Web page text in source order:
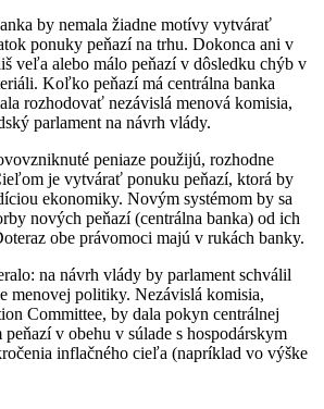
by nemala žiadne motívy vytvárať
ponuky peňazí na trhu. Dokonca ani v
veľa alebo málo peňazí v dôsledku chýb v
Koľko peňazí má centrálna banka
rozhodovať nezávislá menová komisia,
parlament na návrh vlády.
peniaze použijú, rozhodne
je vytvárať ponuku peňazí, ktorá by
ekonomiky. Novým systémom by sa
nových peňazí (centrálna banka) od ich
obe právomoci majú v rukách banky.
na návrh vlády by parlament schválil
menovej politiky. Nezávislá komisia,
Committee, by dala pokyn centrálnej
v obehu v súlade s hospodárskym
inflačného cieľa (napríklad vo výške